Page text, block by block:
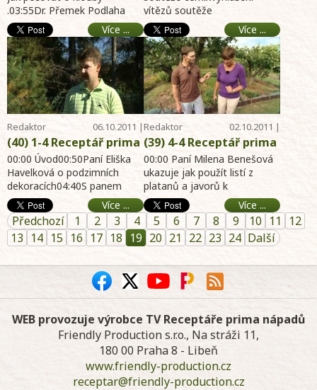
diváků - Gril i výheň z
boileru - NOVÁ soutěž -
Drátěný šperk - online
archiv hobby portál
9.10.2011- zahrada,
dům, byt, chalupa
.03:55Dr. Přemek Podlaha
nad dopisy diváků.06:16Pan
Václav Sůra si vyrobil gril ...
Více ...
soutěží- Plísně v
panelových bytech -
Brambory, letošní
úroda, choroby -
Zapomenutý recept,
jihočeský oukrop -
online archiv hobby
portál 9.10.2011-
zahrada, dům, byt,
chalup
vítězů soutěže
allivictus01:31Paní Hana
Vlková mluví o plísních v
panel ...
Více ...
Redaktor
Telereceptáře
06.10.2011 |
11:02
(40) 1-4 Receptář prima
nápadů online - Úvod -
Podzimní dekorace -
Totální herbicidy a
plevely - NOVÁ soutěž -
Ochrana okrasných
dřevin - online archiv
hobby portál 9.10.2011-
zahrada, dům, byt,
00:00 Úvod00:50Paní Eliška
Havelková o podzimních
dekoracích04:40S panem
Tomášem Nábělkem o
odstranění plevelů totálními
h ...
Více ...
Redaktor
Telereceptáře
02.10.2011 |
05:37
(39) 4-4 Receptář prima
nápadů online -
Dekorace z listí -
Houbové nemoce růží -
Med v kuchyni -
Pozvánka na výstavy -
online archiv hobby
portál 2.10.2011 -
zahrada, dům, byt,
chalupa
00:00 Paní Milena Benešová
ukazuje jak použít listí z
platanů a javorů k
dekorativním účelům.03:05 O
houbových nemocech r ...
Více ...
Předchozí 1 2 3 4 5 6 7 8 9 10 11
12
13 14 15 16 17 18 19 20 21 22 23 24 Další
WEB provozuje výrobce TV Receptáře prima nápadů
Friendly Production s.r.o., Na stráži 11,
180 00 Praha 8 - Libeň
www.friendly-production.cz
receptar@friendly-production.cz